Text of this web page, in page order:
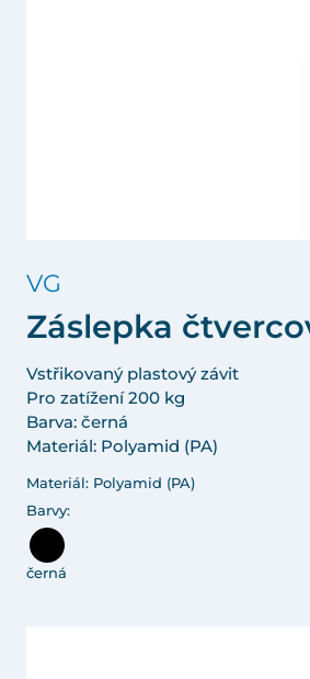
VG
Záslepka
Vstřikovaný plastový závit
Pro zatížení 200 kg
Barva: černá
Materiál: Polyamid (PA)
Materiál: Polyamid (PA)
Barvy:
černá